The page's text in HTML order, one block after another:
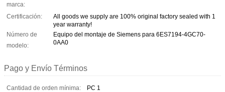
marca:
Certificación:
All goods we supply are 100% original factory sealed with 1
year warranty!
Número de
modelo:
Equipo del montaje de Siemens para 6ES7194-4GC70-
0AA0
Pago y Envío Términos
Cantidad de orden mínima:
PC 1